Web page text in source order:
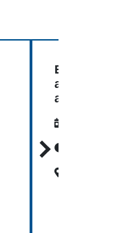
Етика и
аспекти на
автономното